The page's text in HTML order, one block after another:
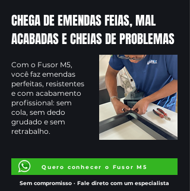
CHEGA DE EMENDAS FEIAS, MAL
ACABADAS E CHEIAS DE PROBLEMAS
Com o Fusor M5,
você faz emendas
perfeitas, resistentes
e com acabamento
profissional: sem
cola, sem dedo
grudado e sem
retrabalho.
Quero conhecer o Fusor M5
Sem compromisso · Fale direto com um especialista